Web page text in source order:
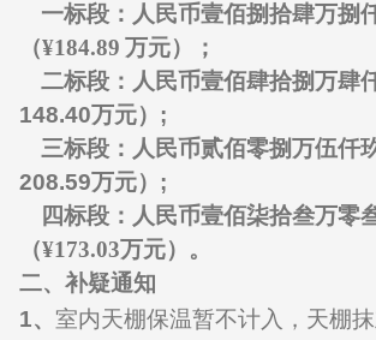
一标段：人民币壹佰捌拾肆万捌
（¥184.89 万元）；
二标段：人民币壹佰肆拾捌万肆
148.40万元）
;
三标段：人民币贰佰零捌万伍仟
208.59万元）
;
四标段：人民币壹佰柒拾叁万零
（¥173.03万元）。
二、补疑通知
1、 室内天棚保温暂不计入，天棚